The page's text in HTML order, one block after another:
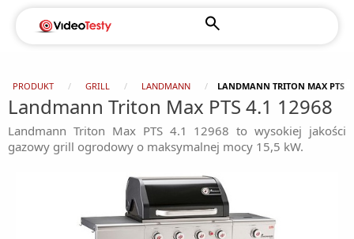
PRODUKT GRILL LANDMANN LANDMANN TRITON MAX PTS
Landmann Triton Max PTS 4.1 12968
Landmann Triton Max PTS 4.1 12968 to wysokiej jakości
gazowy grill ogrodowy o maksymalnej mocy 15,5 kW.